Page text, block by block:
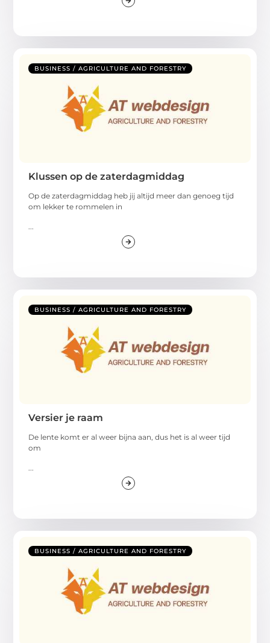
BUSINESS / AGRICULTURE AND FORESTRY
Klussen op de zaterdagmiddag
Op de zaterdagmiddag heb jij altijd meer dan genoeg tijd
om lekker te rommelen in
BUSINESS / AGRICULTURE AND FORESTRY
Versier je raam
De lente komt er al weer bijna aan, dus het is al weer tijd
om
BUSINESS / AGRICULTURE AND FORESTRY